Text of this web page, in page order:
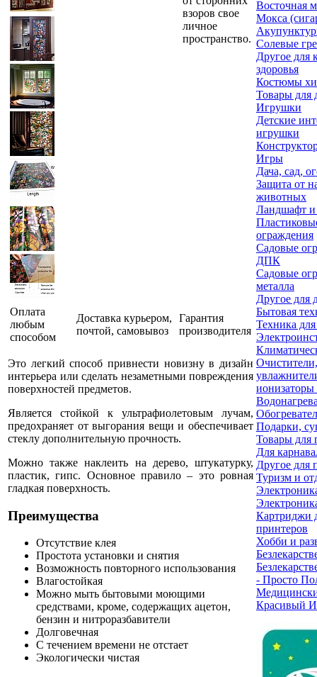
взоров свое
личное
пространство.
Оплата
любым
способом
Доставка курьером,
почтой, самовывоз
Гарантия
производителя
Это легкий способ привнести новизну в дизайн
интерьера или сделать незаметными повреждения
поверхностей предметов.
Является стойкой к ультрафиолетовым лучам,
предохраняет от выгорания вещи и обеспечивает
стеклу дополнительную прочность.
Можно также наклеить на дерево, штукатурку,
пластик, гипс. Основное правило – это ровная
гладкая поверхность.
Преимущества
Отсутствие клея
Простота установки и снятия
Возможность повторного использования
Влагостойкая
Можно мыть бытовыми моющими
средствами, кроме, содержащих ацетон,
бензин и нитроразбавители
Долговечная
С течением времени не отстает
Экологически чистая
Восточная
Мокса
Солевые
Другое для
здоровья
Костюмы
Товары для
Игрушки
Детские
игрушки
Игры
Дача, сад,
Защита от
животных
Ландшафт и
ограждения
Садовые
ДПК
Садовые
металла
Другое для
Бытовая
Техника
Очистители,
ионизаторы
Подарки,
Товары для
Для
Другое для
Туризм и
Картриджи
принтеров
Хобби и
- Просто
Красивый